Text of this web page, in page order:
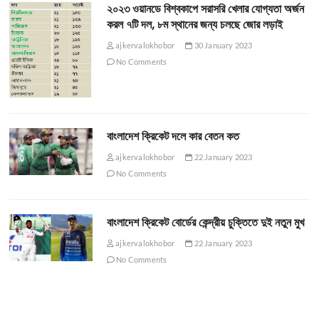
২০২৩ ওয়ানডে বিশ্বকাপে সরাসরি খেলার যোগ্যতা অর্জন
করল ৭টি দল, ৮ম স্থানের জন্য চলছে জোর লড়াই
ajkervalokhobor
30 January 2023
No Comments
বাংলাদেশ ক্রিকেট দলে কার বেতন কত
ajkervalokhobor
22 January 2023
No Comments
বাংলাদেশ ক্রিকেট বোর্ডের কেন্দ্রীয় চুক্তিতে দুই নতুন মুখ
ajkervalokhobor
22 January 2023
No Comments